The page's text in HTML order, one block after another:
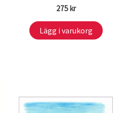
275kr
Lägg i varukorg